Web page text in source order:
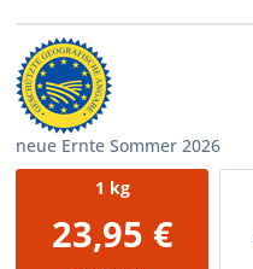
neue Ernte Sommer 2026
1 kg
23,95 €